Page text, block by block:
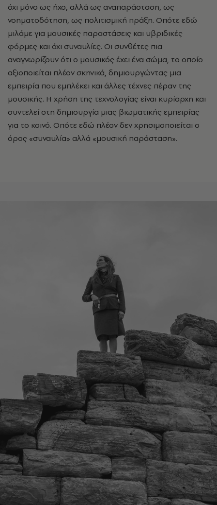
όχι μόνο ως ήχο, αλλά ως αναπαράσταση, ως
νοηματοδότηση, ως πολιτισμική πράξη. Οπότε εδώ
μιλάμε για μουσικές παραστάσεις και υβριδικές
φόρμες και όχι συναυλίες. Οι συνθέτες πια
αναγνωρίζουν ότι ο μουσικός έχει ένα σώμα, το οποίο
αξιοποιείται πλέον σκηνικά, δημιουργώντας μια
εμπειρία που εμπλέκει και άλλες τέχνες πέραν της
μουσικής. Η χρήση της τεχνολογίας είναι κυρίαρχη και
συντελεί στη δημιουργία μιας βιωματικής εμπειρίας
για το κοινό. Οπότε εδώ πλέον δεν χρησιμοποιείται ο
όρος «συναυλία» αλλά «μουσική παράσταση».